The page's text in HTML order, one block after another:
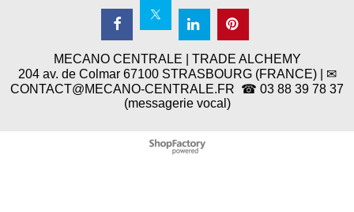
MECANO CENTRALE | TRADE ALCHEMY
204 av. de Colmar 67100 STRASBOURG (FRANCE) | ✉
CONTACT@MECANO-CENTRALE.FR ☎ 03 88 39 78 37
(messagerie vocal)
Boutique en ligne créés
avec le logiciel